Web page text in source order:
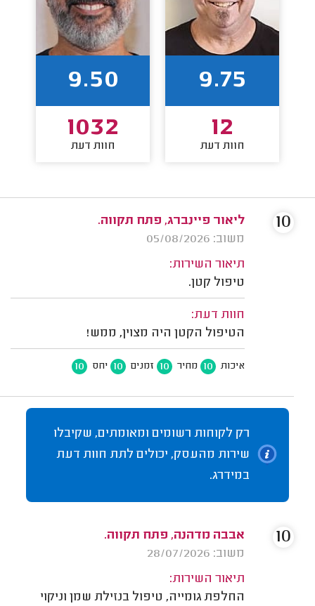
9.75
12
חוות דעת
9.50
1032
חוות דעת
ליאור פיינברג, פתח תקווה.
משוב: 05/08/2026
תיאור השירות:
טיפול קטן.
חוות דעת:
הטיפול הקטן היה מצוין, ממש!
איכות 10 מחיר 10 זמנים 10 יחס 10
10
רק לקוחות רשומים ומאומתים, שקיבלו
שירות מהעסק, יכולים לתת חוות דעת
במידרג.
אבבה מדהנה, פתח תקווה.
משוב: 28/07/2026
תיאור השירות:
החלפת גומייה, טיפול בנזילת שמן וניקוי
10